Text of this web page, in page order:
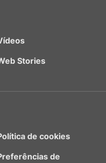
Stories
de cookies
de